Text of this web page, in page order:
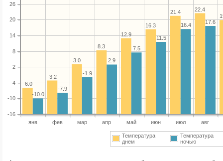
янв фев мар апр май июн июл авг
-16
-10
-4
2
8
14
20
26
22.4
21.4
16.3
12.9
8.3
3.0
-3.2
-6.0
17.6
16.4
11.5
7.5
2.9
-1.9
-7.9
-10.0
Температура
днем
Температура
ночью